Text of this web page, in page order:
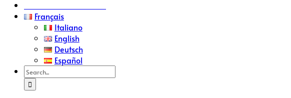
Français
Italiano
English
Deutsch
Español
Search
for: